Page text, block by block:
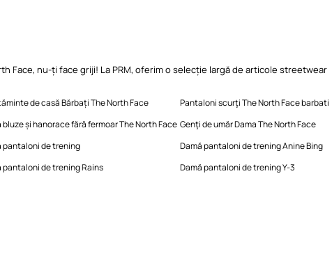
Face, nu-ți face griji! La PRM, oferim o selecție largă de articole streetwear
de casă Bărbați The North Face
Pantaloni scurţi The North Face barbati
bluze și hanorace fără fermoar The North Face Genţi de umăr Dama The North Face
pantaloni de trening
Damă pantaloni de trening Anine Bing
pantaloni de trening Rains Damă pantaloni de trening Y-3